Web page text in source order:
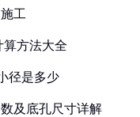
工
算方法大全
径是多少
及底孔尺寸详解